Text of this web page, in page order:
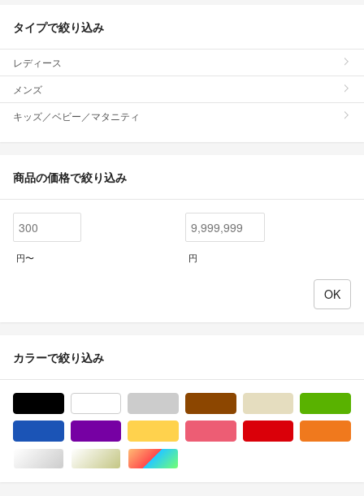
タイプで絞り込み
レディース
メンズ
キッズ／ベビー／マタニティ
商品の価格で絞り込み
円〜 円
カラーで絞り込み
シルバー/銀色系ゴールド/金色系マルチカラー